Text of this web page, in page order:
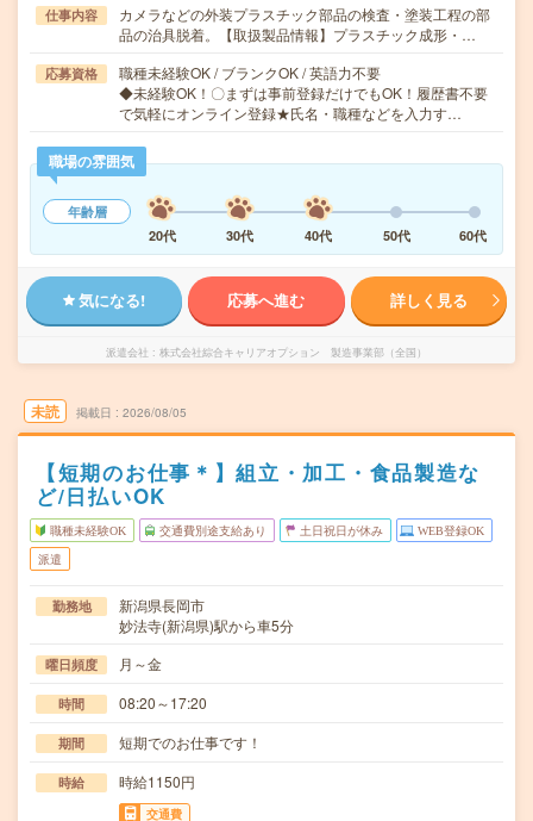
仕事内容
カメラなどの外装プラスチック部品の検査・塗装工程の部
品の治具脱着。【取扱製品情報】プラスチック成形・…
応募資格
職種未経験OK / ブランクOK / 英語力不要
◆未経験OK！〇まずは事前登録だけでもOK！履歴書不要
で気軽にオンライン登録★氏名・職種などを入力す…
職場の雰囲気
年齢層
20代
30代 40代 50代 60代
気になる! 応募へ進む 詳しく見る
派遣会社 株式会社綜合キャリアオプション 製造事業部（全国）
未読 掲載日 2026/08/05
【短期のお仕事＊】組立・加工・食品製造な
ど/日払いOK
職種未経験OK 交通費別途支給あり 土日祝日が休み WEB登録OK
派遣
勤務地
新潟県長岡市
妙法寺(新潟県)駅から車5分
曜日頻度 月～金
時間 08:20～17:20
期間 短期でのお仕事です！
時給 時給1150円
交通費